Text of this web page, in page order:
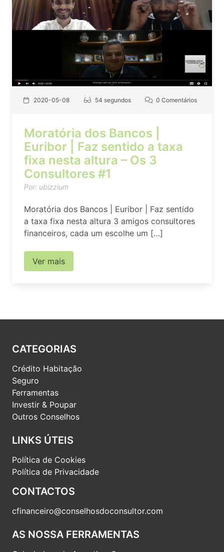
2020-05-08 54 segundos 0 Comentários
Moratória dos Bancos |
Euribor | Faz sentido a taxa
fixa nesta altura – Os 3
Consultores #1
Por: ubizzium
Moratória dos Bancos | Euribor | Faz sentido
a taxa fixa nesta altura 3 amigos consultores
financeiros, cada um escolhe um […]
Ver mais
CATEGORIAS
Crédito Habitação
Seguro
Ferramentas
Investir & Poupar
Outros Conselhos
LINKS ÚTEIS
Política de Cookies
Política de Privacidade
CONTACTOS
cfinanceiro@conselhosdoconsultor.com
AS NOSSA FERRAMENTAS